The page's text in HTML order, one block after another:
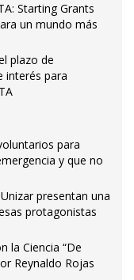
Starting Grants
un mundo más
plazo de
interés para
para
y que no
presentan una
protagonistas
la Ciencia “De
Reynaldo Rojas